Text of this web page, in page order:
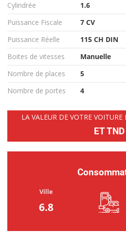
Cylindrée
1.6
Puissance Fiscale
7 CV
Puissance Réelle
115 CH DIN
Boites de vitesses
Manuelle
Nombre de places
5
Nombre de portes
4
LA VALEUR DE VOTRE VOITURE
ET TND
Ville
6.8